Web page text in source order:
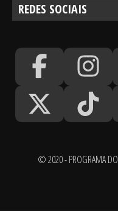
REDES SOCIAIS
© 2020 - PROGRAMA